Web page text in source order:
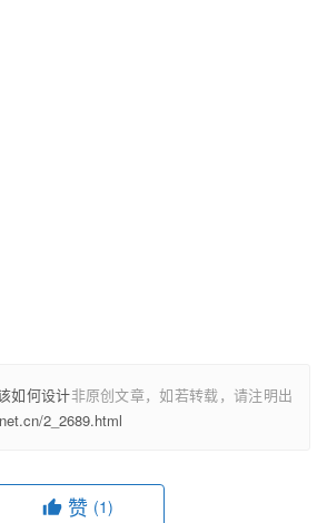
如何设计非原创文章，如若转载，请注明出
2_2689.html
赞 (1)